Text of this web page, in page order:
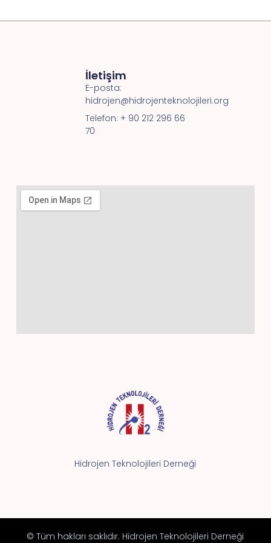
Hidrojen Teknolojileri Derneği
İletişim
E-posta:
hidrojen@hidrojenteknolojileri.org
Telefon: + 90 212 296 66
70
© Tüm hakları saklıdır. Hidrojen Teknolojileri Derneği